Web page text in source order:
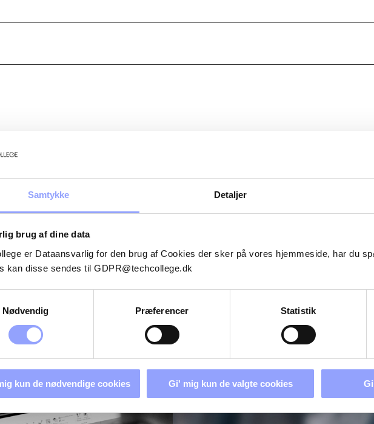
Samtykke Detaljer
brug af dine data
er Dataansvarlig for den brug af Cookies der sker på vores hjemmeside, har du
kan disse sendes til GDPR@techcollege.dk
Nødvendig
Præferencer Statistik
kun de nødvendige cookies Gi' mig kun de valgte cookies
BERIT GODSK